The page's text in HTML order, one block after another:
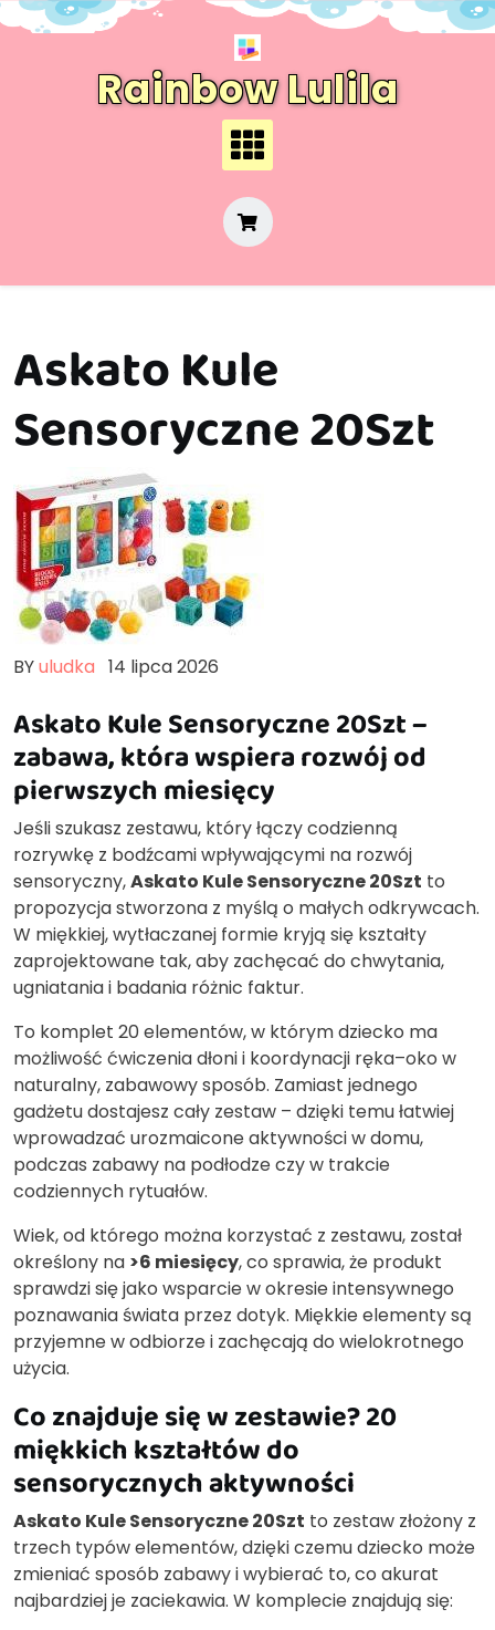
Skip
Rainbow Lulila
Askato Kule
Sensoryczne 20Szt
BYuludka 14 lipca 2026
Askato Kule Sensoryczne 20Szt –
zabawa, która wspiera rozwój od
pierwszych miesięcy
Jeśli szukasz zestawu, który łączy codzienną
rozrywkę z bodźcami wpływającymi na rozwój
sensoryczny,Askato Kule Sensoryczne 20Szt to
propozycja stworzona z myślą o małych odkrywcach.
W miękkiej, wytłaczanej formie kryją się kształty
zaprojektowane tak, aby zachęcać do chwytania,
ugniatania i badania różnic faktur.
To komplet 20 elementów, w którym dziecko ma
możliwość ćwiczenia dłoni i koordynacji ręka–oko w
naturalny, zabawowy sposób. Zamiast jednego
gadżetu dostajesz cały zestaw – dzięki temu łatwiej
wprowadzać urozmaicone aktywności w domu,
podczas zabawy na podłodze czy w trakcie
codziennych rytuałów.
Wiek, od którego można korzystać z zestawu, został
określony na >6 miesięcy, co sprawia, że produkt
sprawdzi się jako wsparcie w okresie intensywnego
poznawania świata przez dotyk. Miękkie elementy są
przyjemne w odbiorze i zachęcają do wielokrotnego
użycia.
Co znajduje się w zestawie? 20
miękkich kształtów do
sensorycznych aktywności
Askato Kule Sensoryczne 20Szt to zestaw złożony z
trzech typów elementów, dzięki czemu dziecko może
zmieniać sposób zabawy i wybierać to, co akurat
najbardziej je zaciekawia. W komplecie znajdują się: